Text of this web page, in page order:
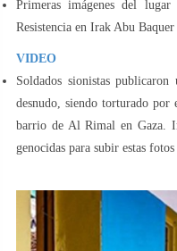
Primeras imágenes del
Resistencia en Irak Abu Baquer
VIDEO
Soldados sionistas
desnudo, siendo torturado
barrio de Al Rimal en Gaza.
genocidas para subir estas